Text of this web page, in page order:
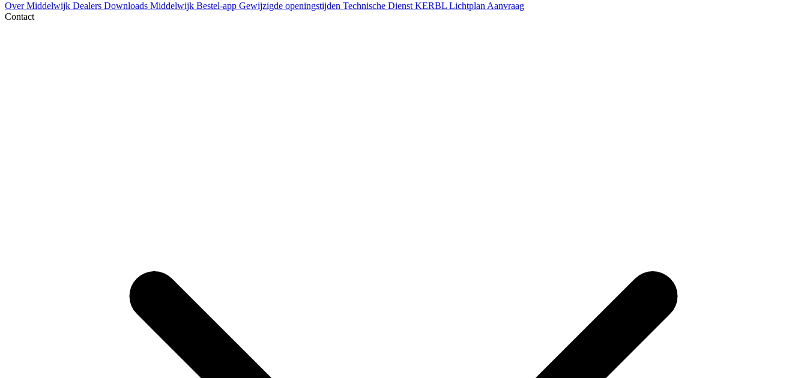
Over Middelwijk Dealers Downloads Middelwijk Bestel-app Gewijzigde openingstijden Technische Dienst KERBL Lichtplan Aanvraag
Contact